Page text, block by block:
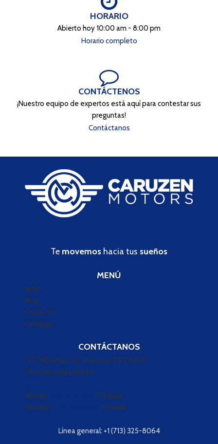
HORARIO
Abierto hoy 10:00 am - 8:00 pm
Horario completo
CONTÁCTENOS
¡Nuestro equipo de expertos está aquí para contestar sus
preguntas!
Contáctanos
Te movemos hacia tus sueños
MENÚ
Inicio
Blog
Contacto
Catalogo
CONTÁCTANOS
1417 N Durham Dr, Houston, TX 77008
Obtener indicaciones
Ventas:
Horario
Servicio:
Horario
Línea general: +1 (713) 325-8064